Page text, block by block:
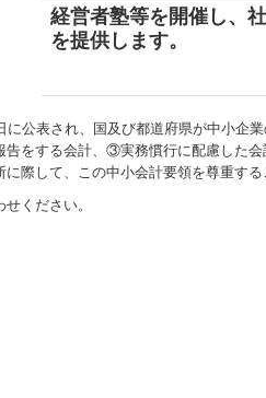
経営者塾等を開催 し、
を提供します。
公表され、国及び都道府県が中小企
をする会計、③実務慣行に配慮した
際して、この中小会計要領を尊重する
ください。